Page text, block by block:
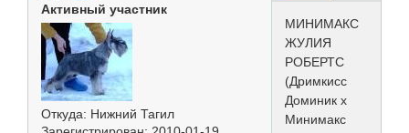
Активный участник
Откуда: Нижний Тагил
МИНИМАКС
ЖУЛИЯ
РОБЕРТС
(Дримкисс
Доминик х
Минимакс